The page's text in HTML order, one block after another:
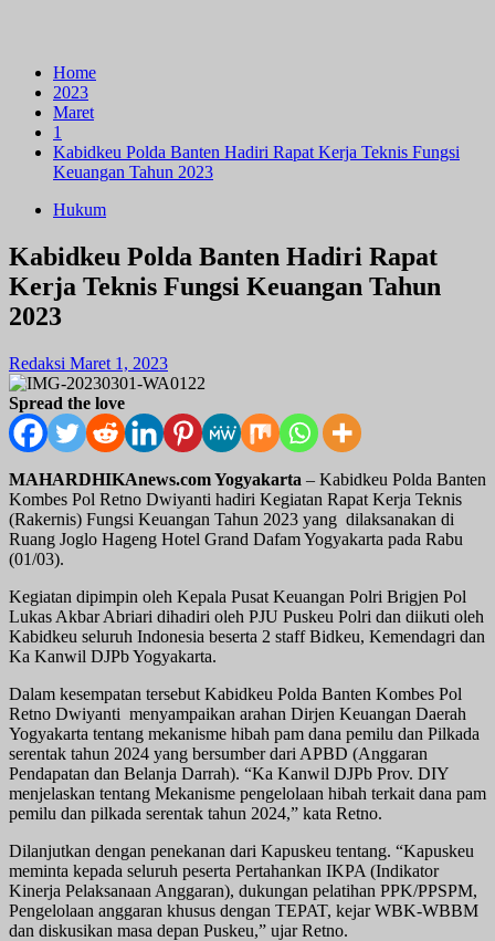
Home
2023
Maret
1
Kabidkeu Polda Banten Hadiri Rapat Kerja Teknis Fungsi
Keuangan Tahun 2023
Hukum
Kabidkeu Polda Banten Hadiri Rapat
Kerja Teknis Fungsi Keuangan Tahun
2023
Redaksi Maret 1, 2023
Spread the love
MAHARDHIKAnews.com Yogyakarta – Kabidkeu Polda Banten
Kombes Pol Retno Dwiyanti hadiri Kegiatan Rapat Kerja Teknis
(Rakernis) Fungsi Keuangan Tahun 2023 yang dilaksanakan di
Ruang Joglo Hageng Hotel Grand Dafam Yogyakarta pada Rabu
(01/03).
Kegiatan dipimpin oleh Kepala Pusat Keuangan Polri Brigjen Pol
Lukas Akbar Abriari dihadiri oleh PJU Puskeu Polri dan diikuti oleh
Kabidkeu seluruh Indonesia beserta 2 staff Bidkeu, Kemendagri dan
Ka Kanwil DJPb Yogyakarta.
Dalam kesempatan tersebut Kabidkeu Polda Banten Kombes Pol
Retno Dwiyanti menyampaikan arahan Dirjen Keuangan Daerah
Yogyakarta tentang mekanisme hibah pam dana pemilu dan Pilkada
serentak tahun 2024 yang bersumber dari APBD (Anggaran
Pendapatan dan Belanja Darrah). “Ka Kanwil DJPb Prov. DIY
menjelaskan tentang Mekanisme pengelolaan hibah terkait dana pam
pemilu dan pilkada serentak tahun 2024,” kata Retno.
Dilanjutkan dengan penekanan dari Kapuskeu tentang. “Kapuskeu
meminta kepada seluruh peserta Pertahankan IKPA (Indikator
Kinerja Pelaksanaan Anggaran), dukungan pelatihan PPK/PPSPM,
Pengelolaan anggaran khusus dengan TEPAT, kejar WBK-WBBM
dan diskusikan masa depan Puskeu,” ujar Retno.